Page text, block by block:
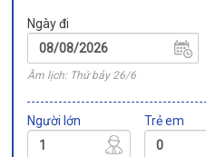
Ngày đi
Âm lịch: Thứ bảy 26/6
Người lớn Trẻ em